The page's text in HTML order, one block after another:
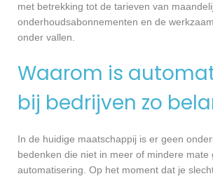
met betrekking tot de tarieven van
onderhoudsabonnementen en de
onder vallen.
Waarom is
bij bedrijven zo
In de huidige maatschappij is er geen
bedenken die niet in meer of mindere mate
automatisering. Op het moment dat je